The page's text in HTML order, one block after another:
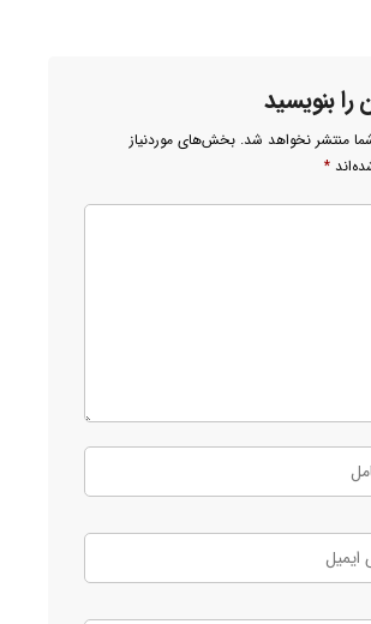
را بنویسید
منتشر نخواهد شد. بخش‌های موردنیاز
*